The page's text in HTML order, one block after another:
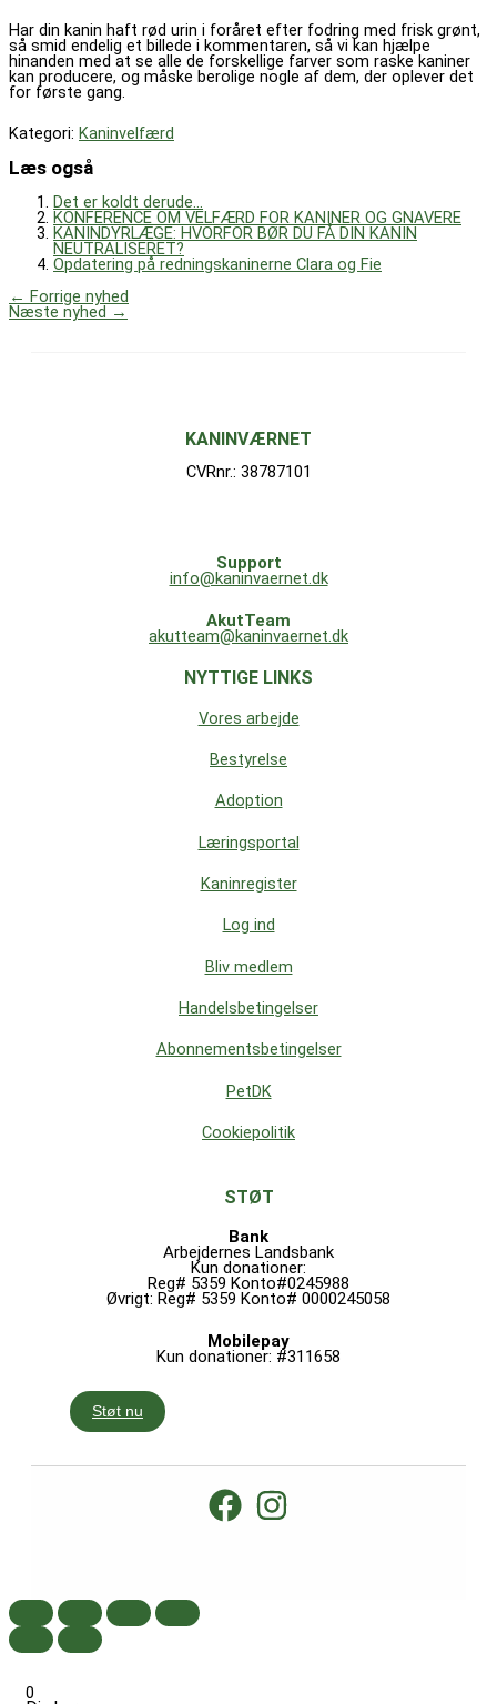
Har din kanin haft rød urin i foråret efter fodring med frisk grønt,
så smid endelig et billede i kommentaren, så vi kan hjælpe
hinanden med at se alle de forskellige farver som raske kaniner
kan producere, og måske berolige nogle af dem, der oplever det
for første gang.
Kategori: Kaninvelfærd
Læs også
Det er koldt derude…
KONFERENCE OM VELFÆRD FOR KANINER OG GNAVERE
KANINDYRLÆGE: HVORFOR BØR DU FÅ DIN KANIN
NEUTRALISERET?
Opdatering på redningskaninerne Clara og Fie
← Forrige nyhed
Næste nyhed →
KANINVÆRNET
CVRnr.: 38787101
Support
info@kaninvaernet.dk
AkutTeam
akutteam@kaninvaernet.dk
NYTTIGE LINKS
Vores arbejde
Bestyrelse
Adoption
Læringsportal
Kaninregister
Log ind
Bliv medlem
Handelsbetingelser
Abonnementsbetingelser
PetDK
Cookiepolitik
STØT
Bank
Arbejdernes Landsbank
Kun donationer:
Reg# 5359 Konto#0245988
Øvrigt: Reg# 5359 Konto# 0000245058
Mobilepay
Kun donationer: #311658
Støt nu
0